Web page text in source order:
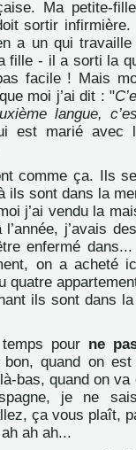
Ma petite-
sortir
a un qui
fille - il a sorti la
facile ! Mais
moi j’ai dit : "
langue,
est marié avec
comme ça. Ils
ils sont dans la
j’ai vendu la
j’avais
enfermé
on a acheté
quatre
ils sont dans
pour ne
quand on
bas, quand on va
je ne
ça vous plaît,
ah ah...